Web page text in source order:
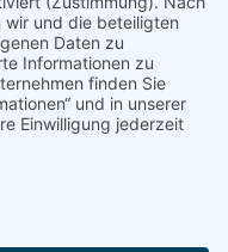
BSW
(BSW-Solar)